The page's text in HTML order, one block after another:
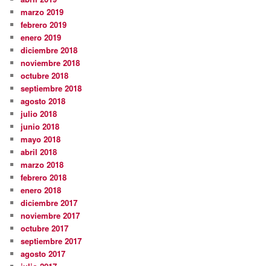
marzo 2019
febrero 2019
enero 2019
diciembre 2018
noviembre 2018
octubre 2018
septiembre 2018
agosto 2018
julio 2018
junio 2018
mayo 2018
abril 2018
marzo 2018
febrero 2018
enero 2018
diciembre 2017
noviembre 2017
octubre 2017
septiembre 2017
agosto 2017